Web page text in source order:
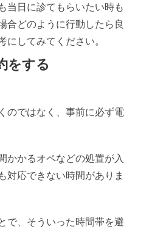
当日に診てもらいたい時も
合どのように行動したら良
にしてみてください。
をする
のではなく、事前に必ず電
かかるオペなどの処置が入
対応できない時間がありま
で、そういった時間帯を避